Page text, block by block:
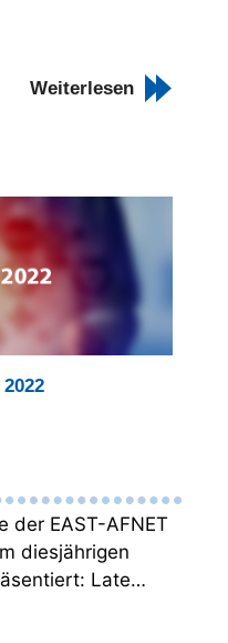
Weiterlesen
der EAST-AFNET
diesjährigen
Late…